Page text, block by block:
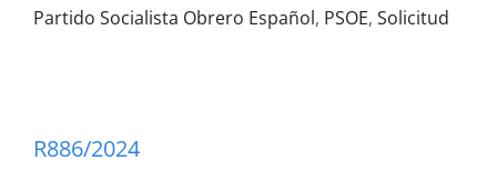
Partido Socialista Obrero Español, PSOE, Solicitud
R886/2024